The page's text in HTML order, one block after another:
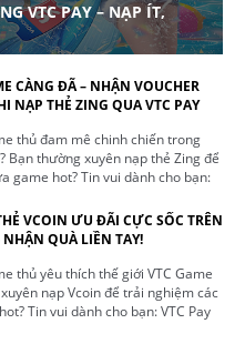
VTC PAY – NẠP ÍT,
CÀNG ĐÃ – NHẬN VOUCHER
NẠP THẺ ZING QUA VTC PAY
thủ đam mê chinh chiến trong
Bạn thường xuyên nạp thẻ Zing để
game hot? Tin vui dành cho bạn:
ngay 5.000đ khi nạp thẻ Zing
Đây là cơ hội tuyệt vời để vừa tiết
nâng cao trải nghiệm giải trí mỗi
VCOIN ƯU ĐÃI CỰC SỐC TRÊN
NHẬN QUÀ LIỀN TAY!
thủ yêu thích thế giới VTC Game
nạp Vcoin để trải nghiệm các
Tin vui dành cho bạn: VTC Pay